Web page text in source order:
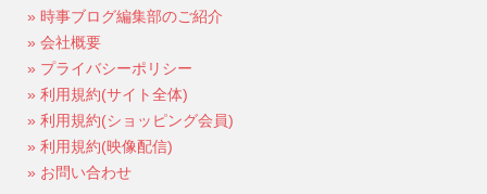
» 時事ブログ編集部のご紹介
» 会社概要
» プライバシーポリシー
» 利用規約(サイト全体)
» 利用規約(ショッピング会員)
» 利用規約(映像配信)
» お問い合わせ